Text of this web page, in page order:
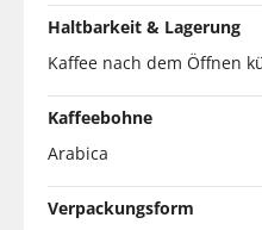
Haltbarkeit & Lagerung
Kaffee nach dem Öffnen
Kaffeebohne
Arabica
Verpackungsform